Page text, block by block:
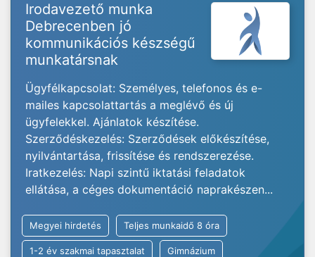
Irodavezető munka
Debrecenben jó
kommunikációs készségű
munkatársnak
Ügyfélkapcsolat: Személyes, telefonos és e-
mailes kapcsolattartás a meglévő és új
ügyfelekkel. Ajánlatok készítése.
Szerződéskezelés: Szerződések előkészítése,
nyilvántartása, frissítése és rendszerezése.
Iratkezelés: Napi szintű iktatási feladatok
ellátása, a céges dokumentáció naprakészen...
Megyei hirdetés Teljes munkaidő 8 óra
1-2 év szakmai tapasztalat Gimnázium